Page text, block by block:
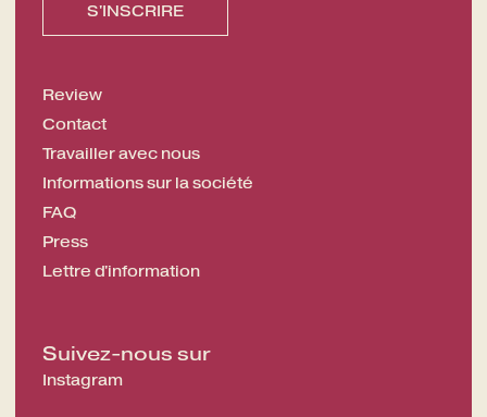
Review
Contact
Travailler avec nous
Informations sur la société
FAQ
Press
Lettre d'information
Suivez-nous sur
Instagram